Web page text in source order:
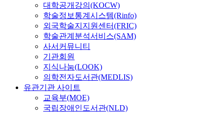
대학공개강의(KOCW)
학술정보통계시스템(Rinfo)
외국학술지지원센터(FRIC)
학술관계분석서비스(SAM)
사서커뮤니티
기관회원
지식나눔(LOOK)
의학전자도서관(MEDLIS)
유관기관 사이트
교육부(MOE)
국립장애인도서관(NLD)